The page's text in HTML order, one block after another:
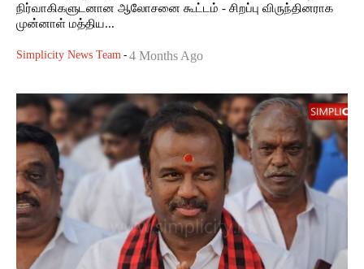
நிர்வாகிகளுடனான ஆலோசனை கூட்டம் - சிறப்பு விருந்தினராக
முன்னாள் மத்திய...
Simplicity News Team - 4 Months Ago